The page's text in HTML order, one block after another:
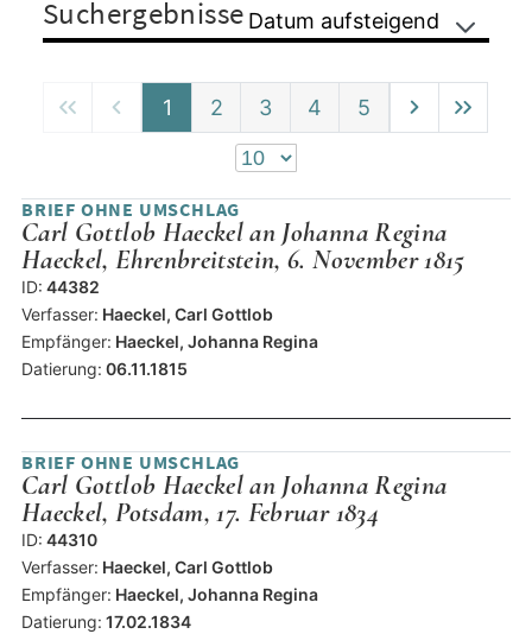
Suchergebnisse Datum aufsteigend
1 2 3 4 5
BRIEF OHNE UMSCHLAG
Carl Gottlob Haeckel an Johanna Regina
Haeckel, Ehrenbreitstein, 6. November 1815
ID: 44382
Verfasser: Haeckel, Carl Gottlob
Empfänger: Haeckel, Johanna Regina
Datierung: 06.11.1815
BRIEF OHNE UMSCHLAG
Carl Gottlob Haeckel an Johanna Regina
Haeckel, Potsdam, 17. Februar 1834
ID: 44310
Verfasser: Haeckel, Carl Gottlob
Empfänger: Haeckel, Johanna Regina
Datierung: 17.02.1834